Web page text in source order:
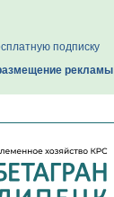
подписку
рекламы